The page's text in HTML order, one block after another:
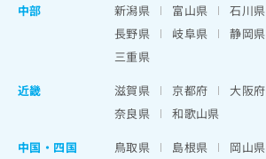
中部
新潟県 富山県 石川県
長野県
岐阜県 静岡県
三重県
近畿
滋賀県 京都府 大阪府
奈良県
和歌山県
中国・四国
鳥取県 島根県 岡山県